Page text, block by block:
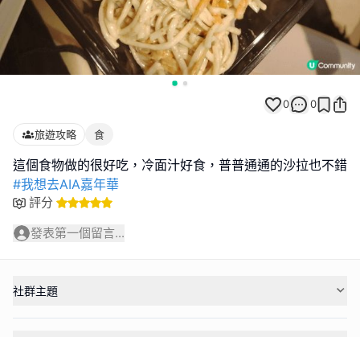
0 0
旅遊攻略 食
#我想去AIA嘉年華
評分
發表第一個留言...
社群主題